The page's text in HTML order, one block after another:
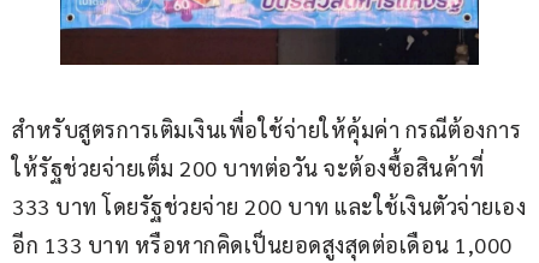
สำหรับสูตรการเติมเงินเพื่อใช้จ่ายให้คุ้มค่า กรณีต้องการ
ให้รัฐช่วยจ่ายเต็ม 200 บาทต่อวัน จะต้องซื้อสินค้าที่
333 บาท โดยรัฐช่วยจ่าย 200 บาท และใช้เงินตัวจ่ายเอง
อีก 133 บาท หรือหากคิดเป็นยอดสูงสุดต่อเดือน 1,000